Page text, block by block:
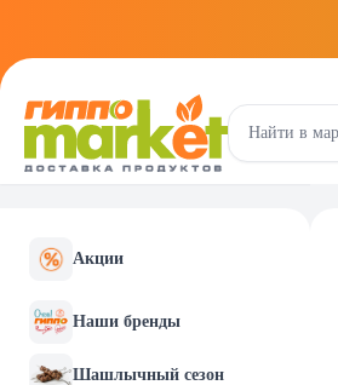
Акции
Наши бренды
Шашлычный сезон